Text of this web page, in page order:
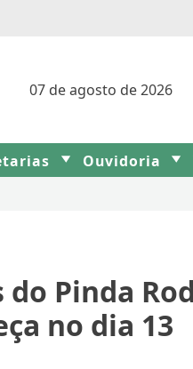
07 de agosto de 2026
Ouvidoria
Pinda
no dia 13